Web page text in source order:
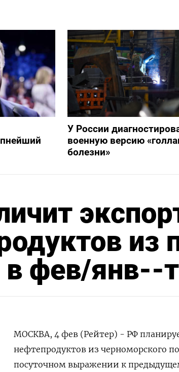
У России
военную версию
болезни»
из
в фев/янв--
МОСКВА, 4 фев (Рейтер) - РФ
нефтепродуктов из черноморского
посуточном выражении к